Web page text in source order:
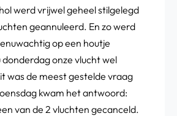
werd vrijwel geheel stilgelegd
geannuleerd. En zo werd
op een houtje
donderdag onze vlucht wel
was de meest gestelde vraag
kwam het antwoord:
van de 2 vluchten gecanceld.